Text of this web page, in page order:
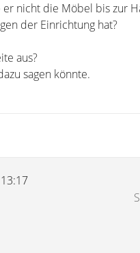
nicht die Möbel bis zur
der Einrichtung hat?
aus?
sagen könnte.